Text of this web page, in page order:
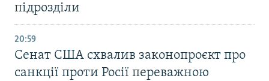
підрозділи
20:59
Cенат США схвалив законопроєкт про
санкції проти Росії переважною